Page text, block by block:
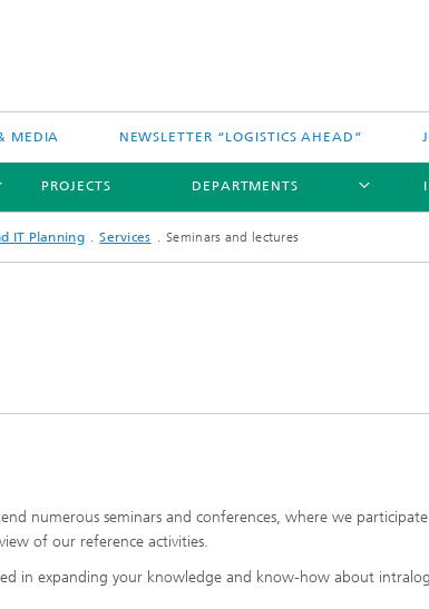
MEDIA NEWSLETTER “LOGISTICS AHEAD”
PROJECTS DEPARTMENTS
IT Planning Services Seminars and lectures
numerous seminars and conferences, where we
of our reference activities.
in expanding your knowledge and know-how about